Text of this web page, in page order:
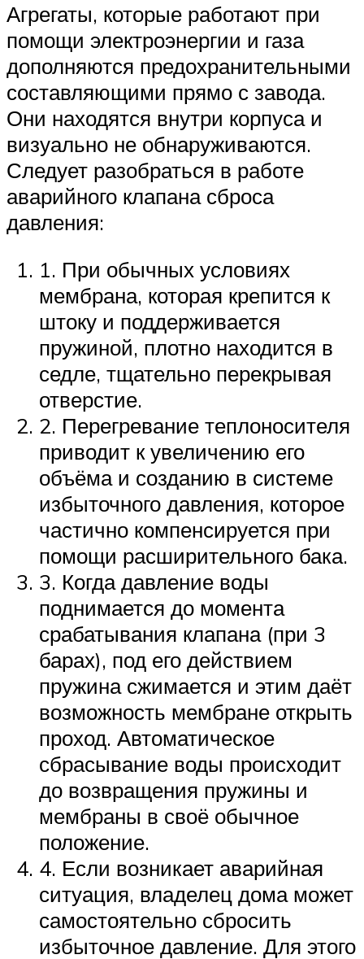
Агрегаты, которые работают при
помощи электроэнергии и газа
дополняются предохранительными
составляющими прямо с завода.
Они находятся внутри корпуса и
визуально не обнаруживаются.
Следует разобраться в работе
аварийного клапана сброса
давления:
1. При обычных условиях
мембрана, которая крепится к
штоку и поддерживается
пружиной, плотно находится в
седле, тщательно перекрывая
отверстие.
2. Перегревание теплоносителя
приводит к увеличению его
объёма и созданию в системе
избыточного давления, которое
частично компенсируется при
помощи расширительного бака.
3. Когда давление воды
поднимается до момента
срабатывания клапана (при 3
барах), под его действием
пружина сжимается и этим даёт
возможность мембране открыть
проход. Автоматическое
сбрасывание воды происходит
до возвращения пружины и
мембраны в своё обычное
положение.
4. Если возникает аварийная
ситуация, владелец дома может
самостоятельно сбросить
избыточное давление. Для этого